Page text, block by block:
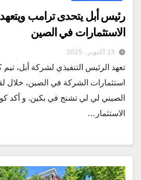
رئيس أبل يتحدى ترامب
الاستثمارات في الصين
15 أكتوبر، 2025
تعهد الرئيس التنفيذي لشركة أبل، تيم
استثمارات الشركة في الصين، خلال
الصيني لي لي تشنج في بكين. و أكد
الاستثمار…